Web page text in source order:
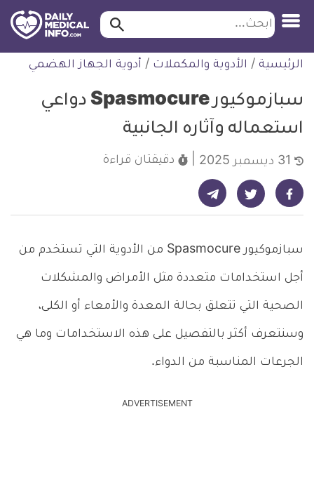
التخطي
للمحتوى
طبية
ابحث ابحث…
الرئيسية / الأدوية والمكملات / أدوية الجهاز الهضمي
سبازموكيور Spasmocure دواعي
استعماله وآثاره الجانبية
دقيقتان قراءة
شارك على فيسبوك - ديلي ميديكال انفو شارك على تويتر - ديلي ميديكال انفو شارك على تيليجرام - ديلي ميديكال انفو
سبازموكيور Spasmocure من الأدوية التي تستخدم من
أجل استخدامات متعددة مثل الأمراض والمشكلات
الصحية التي تتعلق بحالة المعدة والأمعاء أو الكلى،
وسنتعرف أكثر بالتفصيل على هذه الاستخدامات وما هي
الجرعات المناسبة من الدواء.
ADVERTISEMENT